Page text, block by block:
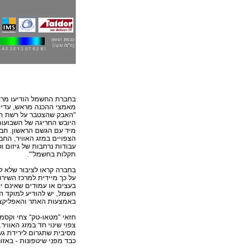
בחברת החשמל הודיעו
מאמצי ההכנה מראש,
"האבק שהצטבר על רשת
היובש החריגה של
מיד עם הגשם הראשון.
הצפויים במזג האוויר,
עבודות נרחבות של
תקלות בחשמל'".
בחברה קראו לציבור שלא
בעצים או עמודים שאינם
באמצעות האתר
צפוי שינוי חד במזג
מסיבית שתגרום לירידת
כבד מפני שיטפונות -